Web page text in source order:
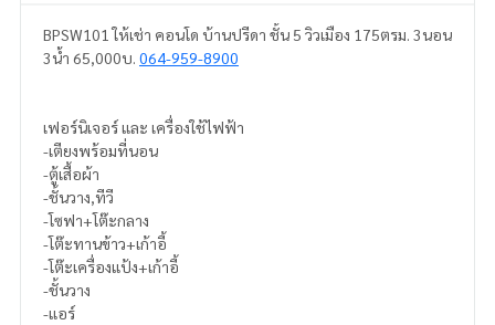
BPSW101 ให้เช่า คอนโด บ้านปรีดา ชั้น 5 วิวเมือง 175ตรม. 3นอน
3น้ำ 65,000บ. 064-959-8900
เฟอร์นิเจอร์ และ เครื่องใช้ไฟฟ้า
-เตียงพร้อมที่นอน
-ตู้เสื้อผ้า
-ชั้นวาง,ทีวี
-โซฟา+โต๊ะกลาง
-โต๊ะทานข้าว+เก้าอี้
-โต๊ะเครื่องแป้ง+เก้าอี้
-ชั้นวาง
-แอร์